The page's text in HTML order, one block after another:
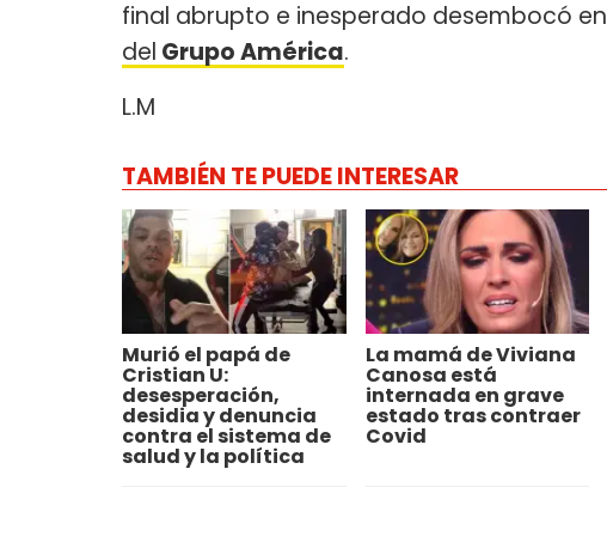
final abrupto e inesperado desembocó en
del Grupo América.
L.M
TAMBIÉN TE PUEDE INTERESAR
Murió el papá de
Cristian U:
desesperación,
desidia y denuncia
contra el sistema de
salud y la política
La mamá de Viviana
Canosa está
internada en grave
estado tras contraer
Covid